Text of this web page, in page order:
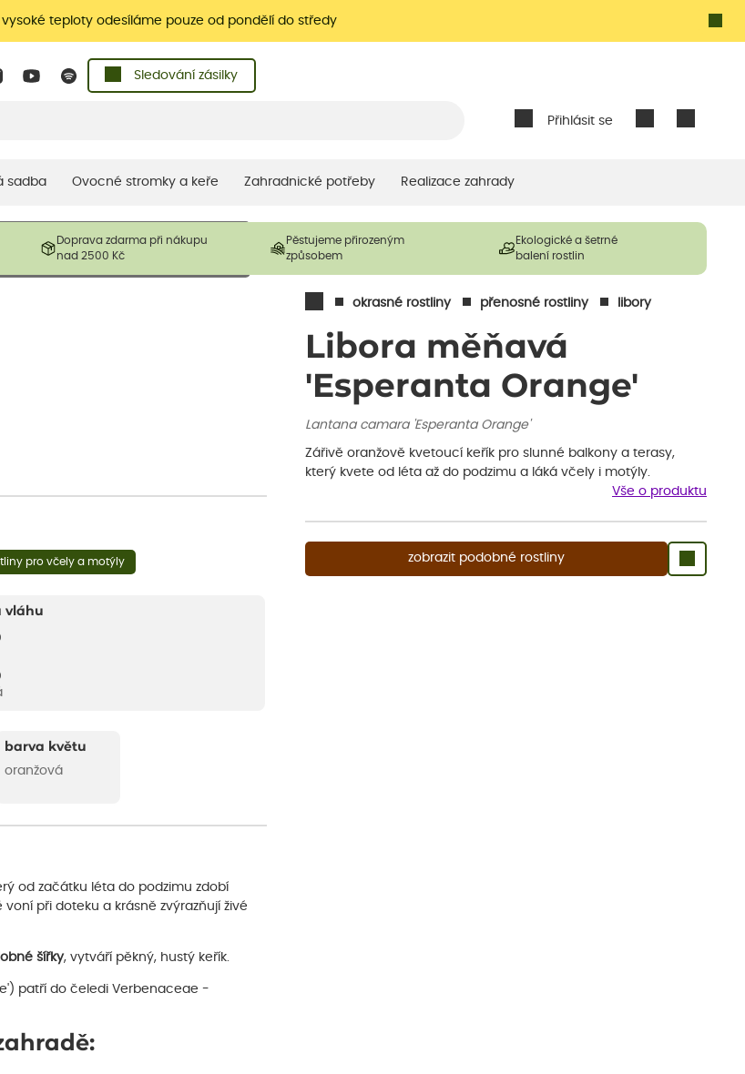
teploty odesíláme pouze od pondělí do středy
Přihlásit se
Sledování zásilky
sadba Ovocné stromky a keře Zahradnické potřeby Realizace zahrady
Doprava zdarma při nákupu
nad 2500 Kč
Pěstujeme přirozeným
způsobem
Ekologické a šetrné
balení rostlin
okrasné rostliny přenosné rostliny libory
Libora měňavá
'Esperanta Orange'
Lantana camara 'Esperanta Orange'
Zářivě oranžově kvetoucí keřík pro slunné balkony a terasy,
který kvete od léta až do podzimu a láká včely i motýly.
Vše o produktu
zobrazit podobné rostliny
V závislosti na sezónnosti mohou být
také sestřiženy níže, než je uvedená
pro včely a motýly
vláhu
barva květu
oranžová
od začátku léta do podzimu zdobí
voní při doteku a krásně zvýrazňují živé
šířky, vytváří pěkný, hustý keřík.
patří do čeledi Verbenaceae -